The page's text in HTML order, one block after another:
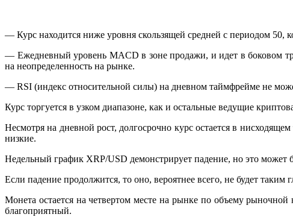
— Курс находится ниже уровня скользящей средней с периодом 50,
— Ежедневный уровень MACD в зоне продажи, и идет в боковом
на неопределенность на рынке.
— RSI (индекс относительной силы) на дневном таймфрейме не
Курс торгуется в узком диапазоне, как и остальные ведущие
Несмотря на дневной рост, долгосрочно курс остается в
низкие.
Недельный график XRP/USD демонстрирует падение, но это может
Если падение продолжится, то оно, вероятнее всего, не будет
Монета остается на четвертом месте на рынке по объему
благоприятный.